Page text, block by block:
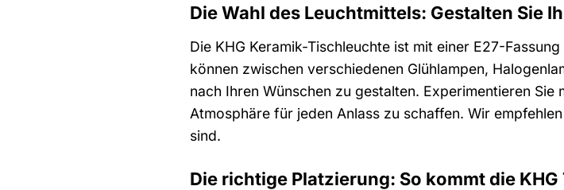
Die Wahl des Leuchtmittels: Gestalten Sie
Die KHG Keramik-Tischleuchte ist mit einer E27-
können zwischen verschiedenen Glühlampen,
nach Ihren Wünschen zu gestalten. Experimentieren
Atmosphäre für jeden Anlass zu schaffen. Wir
sind.
Die richtige Platzierung: So kommt die